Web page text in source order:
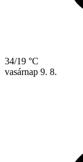
34/19 °C
vasárnap 9. 8.